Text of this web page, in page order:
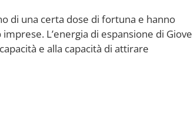
di una certa dose di fortuna e hanno
L’energia di espansione di Giove
e alla capacità di attirare